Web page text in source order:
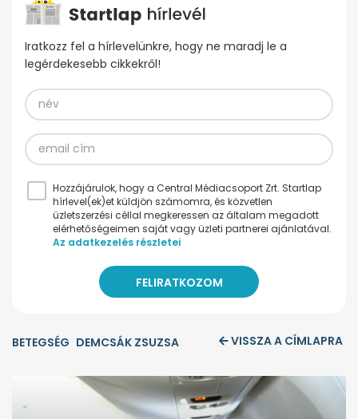
Iratkozz fel a hírlevelünkre, hogy ne maradj le a
legérdekesebb cikkekről!
Hozzájárulok, hogy a Central Médiacsoport Zrt. Startlap
hírlevel(ek)et küldjön számomra, és közvetlen
üzletszerzési céllal megkeressen az általam megadott
elérhetőségeimen saját vagy üzleti partnerei ajánlatával.
Az adatkezelés részletei
BETEGSÉG DEMCSÁK ZSUZSA VISSZA A CÍMLAPRA